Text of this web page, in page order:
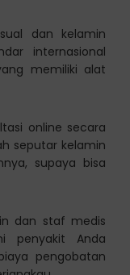
dan kelamin
internasional
memiliki alat
online secara
seputar kelamin
supaya bisa
dan staf medis
penyakit Anda
pengobatan